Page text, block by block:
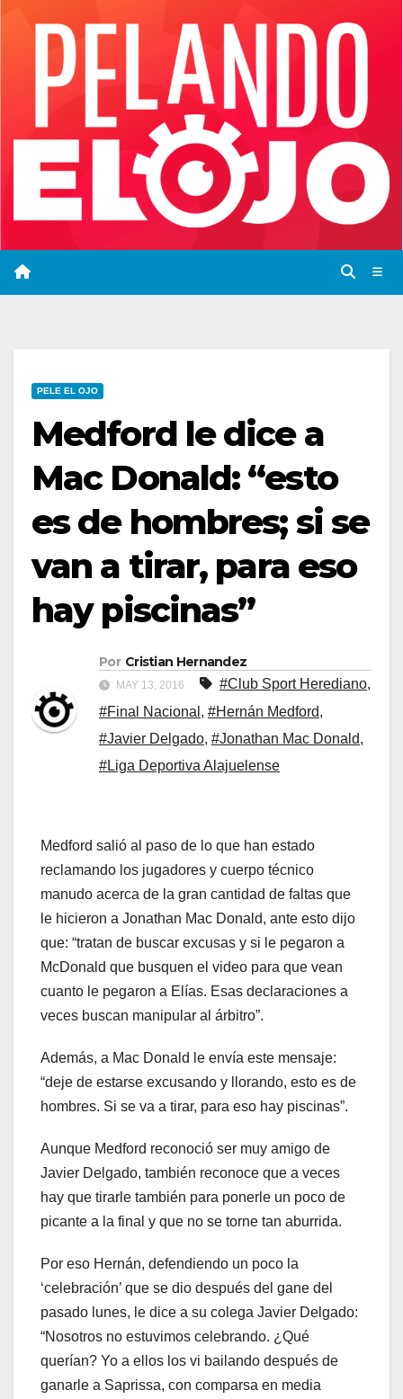
PELE EL OJO
Medford le dice a
Mac Donald: “esto
es de hombres; si se
van a tirar, para eso
hay piscinas”
Por Cristian Hernandez
MAY 13, 2016 #Club Sport Herediano,
#Final Nacional , #Hernán Medford,
#Javier Delgado, #Jonathan Mac Donald,
#Liga Deportiva Alajuelense
Medford salió al paso de lo que han estado
reclamando los jugadores y cuerpo técnico
manudo acerca de la gran cantidad de faltas que
le hicieron a Jonathan Mac Donald, ante esto dijo
que: “tratan de buscar excusas y si le pegaron a
McDonald que busquen el video para que vean
cuanto le pegaron a Elías. Esas declaraciones a
veces buscan manipular al árbitro”.
Además, a Mac Donald le envía este mensaje:
“deje de estarse excusando y llorando, esto es de
hombres. Si se va a tirar, para eso hay piscinas”.
Aunque Medford reconoció ser muy amigo de
Javier Delgado, también reconoce que a veces
hay que tirarle también para ponerle un poco de
picante a la final y que no se torne tan aburrida.
Por eso Hernán, defendiendo un poco la
‘celebración’ que se dio después del gane del
pasado lunes, le dice a su colega Javier Delgado:
“Nosotros no estuvimos celebrando. ¿Qué
querían? Yo a ellos los vi bailando después de
ganarle a Saprissa, con comparsa en media